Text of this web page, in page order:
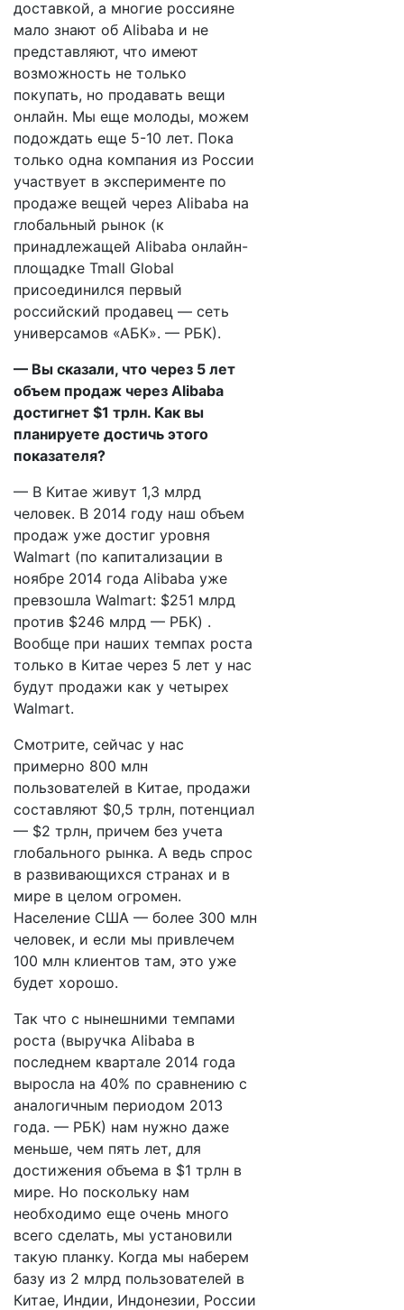
доставкой, а многие россияне
мало знают об Alibaba и не
представляют, что имеют
возможность не только
покупать, но продавать вещи
онлайн. Мы еще молоды, можем
подождать еще 5-10 лет. Пока
только одна компания из России
участвует в эксперименте по
продаже вещей через Alibaba на
глобальный рынок (к
принадлежащей Alibaba онлайн-
площадке Tmall Global
присоединился первый
российский продавец — сеть
универсамов «АБК». — РБК).
— Вы сказали, что через 5 лет
объем продаж через Alibaba
достигнет $1 трлн. Как вы
планируете достичь этого
показателя?
— В Китае живут 1,3 млрд
человек. В 2014 году наш объем
продаж уже достиг уровня
Walmart (по капитализации в
ноябре 2014 года Alibaba уже
превзошла Walmart: $251 млрд
против $246 млрд — РБК) .
Вообще при наших темпах роста
только в Китае через 5 лет у нас
будут продажи как у четырех
Walmart.
Смотрите, сейчас у нас
примерно 800 млн
пользователей в Китае, продажи
составляют $0,5 трлн, потенциал
— $2 трлн, причем без учета
глобального рынка. А ведь спрос
в развивающихся странах и в
мире в целом огромен.
Население США — более 300 млн
человек, и если мы привлечем
100 млн клиентов там, это уже
будет хорошо.
Так что с нынешними темпами
роста (выручка Alibaba в
последнем квартале 2014 года
выросла на 40% по сравнению с
аналогичным периодом 2013
года. — РБК) нам нужно даже
меньше, чем пять лет, для
достижения объема в $1 трлн в
мире. Но поскольку нам
необходимо еще очень много
всего сделать, мы установили
такую планку. Когда мы наберем
базу из 2 млрд пользователей в
Китае, Индии, Индонезии, России